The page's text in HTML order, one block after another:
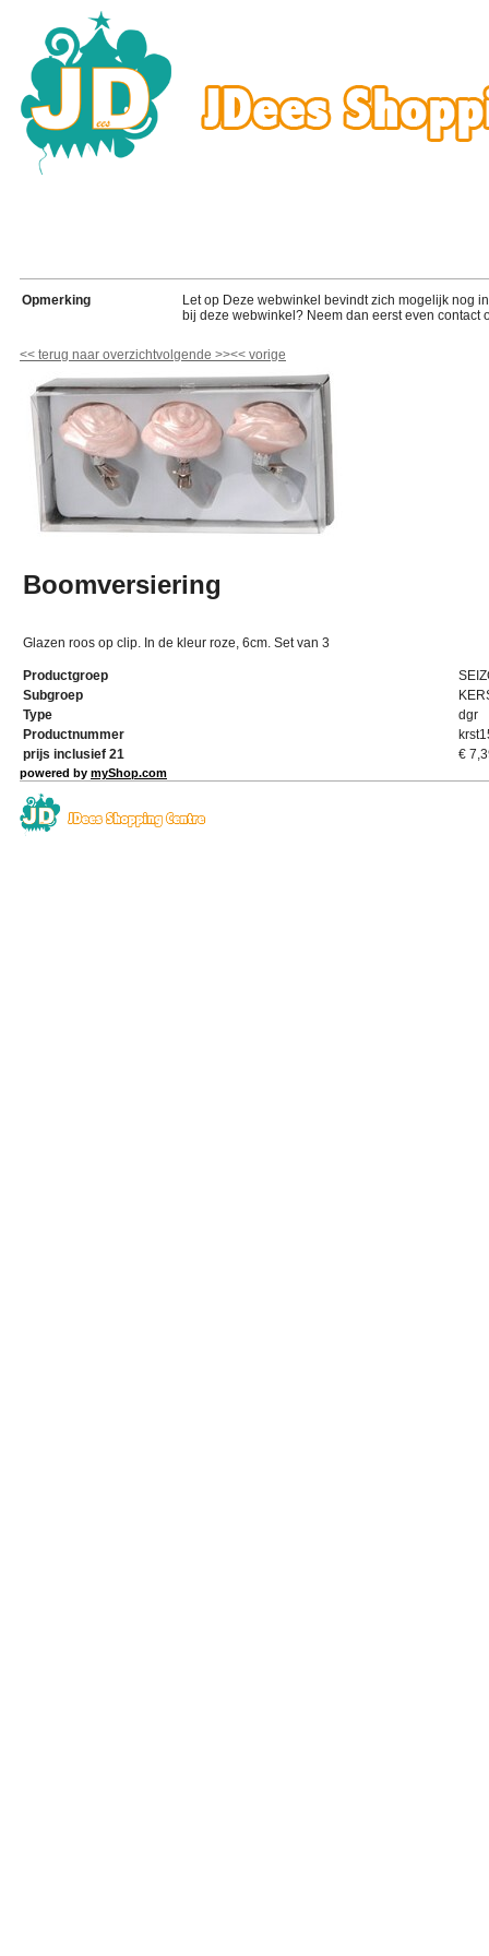
Opmerking
Let op Deze webwinkel bevindt zich mogelijk nog
bij deze webwinkel? Neem dan eerst even contact
<< terug naar overzichtvolgende >><< vorige
Boomversiering
Glazen roos op clip. In de kleur roze, 6cm. Set van 3
Productgroep
Subgroep
Type
dgr
Productnummer
prijs inclusief 21
€
powered by myShop.com